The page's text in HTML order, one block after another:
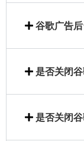
谷歌广告
是否关闭
是否关闭